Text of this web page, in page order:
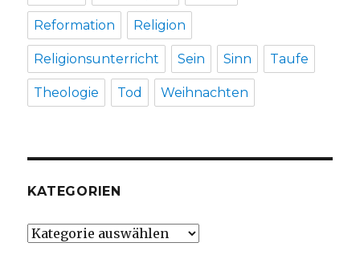
Reformation Religion
Religionsunterricht Sein Sinn Taufe
Theologie Tod Weihnachten
KATEGORIEN
Kategorien